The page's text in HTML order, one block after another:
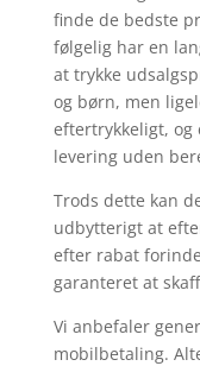
finde de bedste
følgelig har en
at trykke
og børn, men
eftertrykkeligt, og
levering uden
Trods dette kan
udbytterigt at
efter rabat
garanteret at
Vi anbefaler
mobilbetaling.